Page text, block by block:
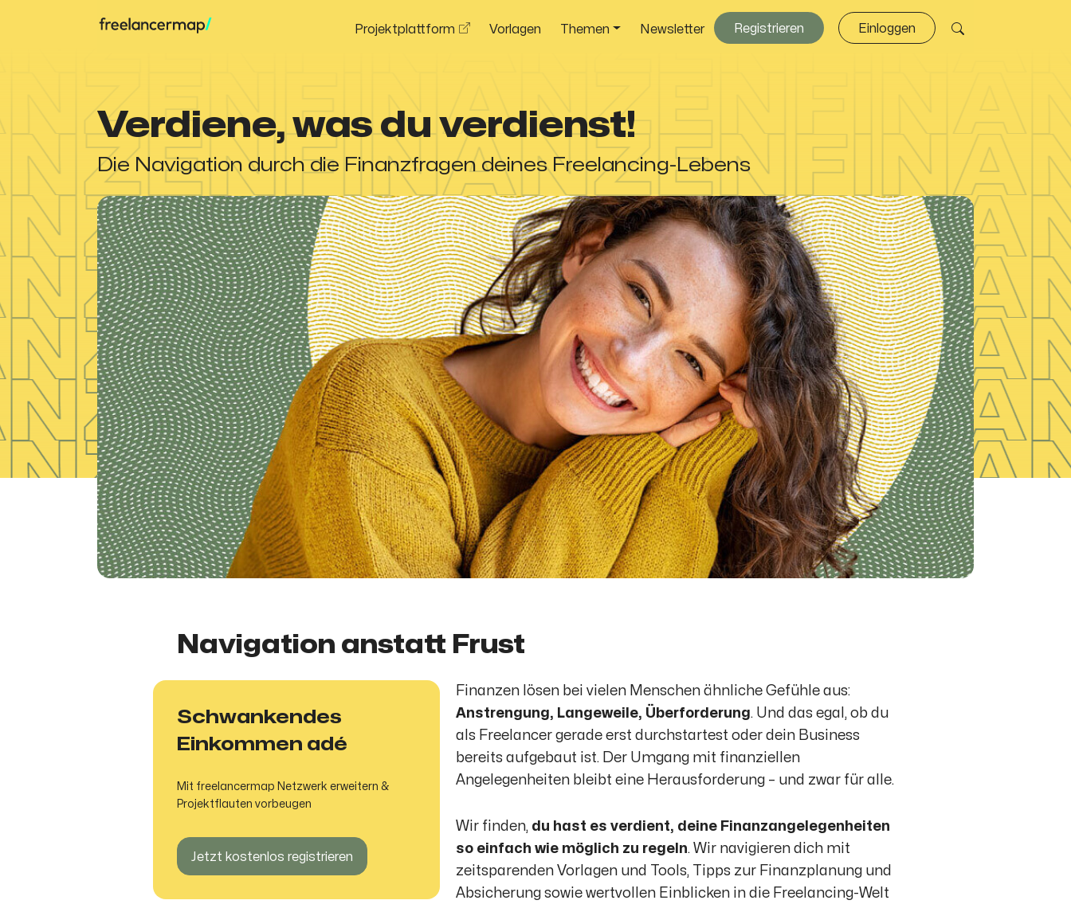
Projektplattform Vorlagen Themen Newsletter Registrieren Einloggen
Verdiene, was du verdienst!
Die Navigation durch die Finanzfragen deines Freelancing-Lebens
Navigation anstatt Frust
Schwankendes
Einkommen adé
Mit freelancermap Netzwerk erweitern &
Projektflauten vorbeugen
Jetzt kostenlos registrieren
Finanzen lösen bei vielen Menschen ähnliche Gefühle aus:
Anstrengung, Langeweile, Überforderung. Und das egal, ob du
als Freelancer gerade erst durchstartest oder dein Business
bereits aufgebaut ist. Der Umgang mit finanziellen
Angelegenheiten bleibt eine Herausforderung – und zwar für alle.
Wir finden, du hast es verdient, deine Finanzangelegenheiten
so einfach wie möglich zu regeln. Wir navigieren dich mit
zeitsparenden Vorlagen und Tools, Tipps zur Finanzplanung und
Absicherung sowie wertvollen Einblicken in die Freelancing-Welt